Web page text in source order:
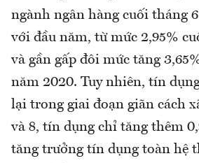
ngành ngân hàng cuối tháng
với đầu năm, từ mức 2,95%
và gần gấp đôi mức tăng
năm 2020. Tuy nhiên, tín
lại trong giai đoạn giãn cách
và 8, tín dụng chỉ tăng thêm
tăng trưởng tín dụng toàn hệ